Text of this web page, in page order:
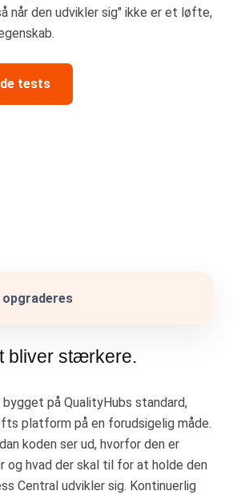
når den udvikler sig" ikke er et løfte,
tests
opgraderes
bliver stærkere.
bygget på QualityHubs standard,
platform på en forudsigelig måde.
koden ser ud, hvorfor den er
og hvad der skal til for at holde den
Central udvikler sig. Kontinuerlig